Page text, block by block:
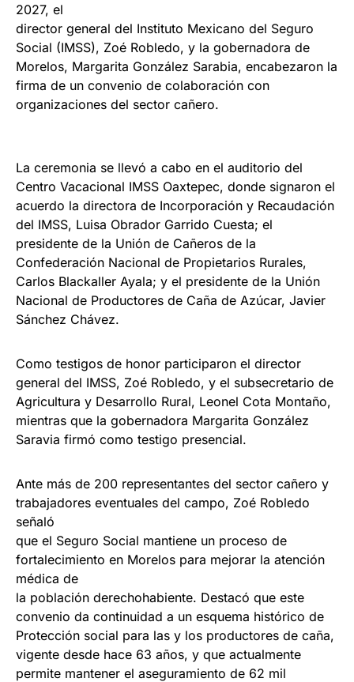
2027, el
director general del Instituto Mexicano del Seguro
Social (IMSS), Zoé Robledo, y la gobernadora de
Morelos, Margarita González Sarabia, encabezaron la
firma de un convenio de colaboración con
organizaciones del sector cañero.
La ceremonia se llevó a cabo en el auditorio del
Centro Vacacional IMSS Oaxtepec, donde signaron el
acuerdo la directora de Incorporación y Recaudación
del IMSS, Luisa Obrador Garrido Cuesta; el
presidente de la Unión de Cañeros de la
Confederación Nacional de Propietarios Rurales,
Carlos Blackaller Ayala; y el presidente de la Unión
Nacional de Productores de Caña de Azúcar, Javier
Sánchez Chávez.
Como testigos de honor participaron el director
general del IMSS, Zoé Robledo, y el subsecretario de
Agricultura y Desarrollo Rural, Leonel Cota Montaño,
mientras que la gobernadora Margarita González
Saravia firmó como testigo presencial.
Ante más de 200 representantes del sector cañero y
trabajadores eventuales del campo, Zoé Robledo
señaló
que el Seguro Social mantiene un proceso de
fortalecimiento en Morelos para mejorar la atención
médica de
la población derechohabiente. Destacó que este
convenio da continuidad a un esquema histórico de
Protección social para las y los productores de caña,
vigente desde hace 63 años, y que actualmente
permite mantener el aseguramiento de 62 mil